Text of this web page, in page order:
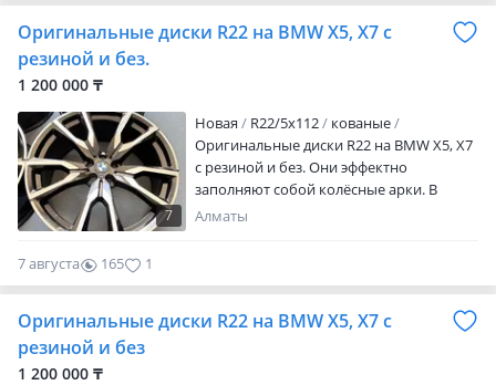
накладная, фиск. Чек. Доставка по
Алматы бесплатно! Отправка по РК и
Оригинальные диски R22 на BMW X5, X7 с
резиной и без.
1 200 000 ₸
7
Новая R22/5x112
кованые
Оригинальные диски R22 на BMW X5, X7
с резиной и без. Они эффектно
заполняют собой колёсные арки. В
случае впервые применяются
при одновременном повышении их
жёсткости в результате чего
Алматы
7 августа 165 1
Оригинальные диски R22 на BMW X5, X7 с
резиной и без
1 200 000 ₸